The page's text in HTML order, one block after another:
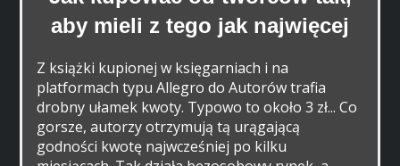
aby mieli z tego jak najwięcej
Z książki kupionej w księgarniach i na
platformach typu Allegro do Autorów trafia
drobny ułamek kwoty. Typowo to około 3 zł... Co
gorsze, autorzy otrzymują tą urągającą
godności kwotę najwcześniej po kilku